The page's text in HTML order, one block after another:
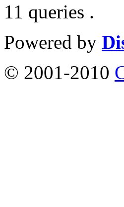
11 queries .
Powered by
© 2001-2010